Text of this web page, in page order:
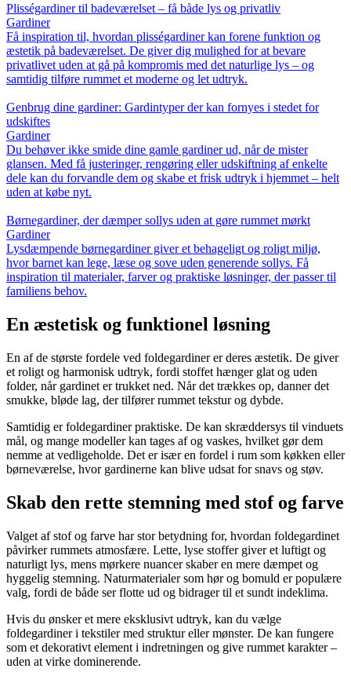
Plisségardiner til badeværelset – få både lys og privatliv
Gardiner
Få inspiration til, hvordan plisségardiner kan forene funktion og
æstetik på badeværelset. De giver dig mulighed for at bevare
privatlivet uden at gå på kompromis med det naturlige lys – og
samtidig tilføre rummet et moderne og let udtryk.
Genbrug dine gardiner: Gardintyper der kan fornyes i stedet for
udskiftes
Gardiner
Du behøver ikke smide dine gamle gardiner ud, når de mister
glansen. Med få justeringer, rengøring eller udskiftning af enkelte
dele kan du forvandle dem og skabe et frisk udtryk i hjemmet – helt
uden at købe nyt.
Børnegardiner, der dæmper sollys uden at gøre rummet mørkt
Gardiner
Lysdæmpende børnegardiner giver et behageligt og roligt miljø,
hvor barnet kan lege, læse og sove uden generende sollys. Få
inspiration til materialer, farver og praktiske løsninger, der passer til
familiens behov.
En æstetisk og funktionel løsning
En af de største fordele ved foldegardiner er deres æstetik. De giver
et roligt og harmonisk udtryk, fordi stoffet hænger glat og uden
folder, når gardinet er trukket ned. Når det trækkes op, danner det
smukke, bløde lag, der tilfører rummet tekstur og dybde.
Samtidig er foldegardiner praktiske. De kan skræddersys til vinduets
mål, og mange modeller kan tages af og vaskes, hvilket gør dem
nemme at vedligeholde. Det er især en fordel i rum som køkken eller
børneværelse, hvor gardinerne kan blive udsat for snavs og støv.
Skab den rette stemning med stof og farve
Valget af stof og farve har stor betydning for, hvordan foldegardinet
påvirker rummets atmosfære. Lette, lyse stoffer giver et luftigt og
naturligt lys, mens mørkere nuancer skaber en mere dæmpet og
hyggelig stemning. Naturmaterialer som hør og bomuld er populære
valg, fordi de både ser flotte ud og bidrager til et sundt indeklima.
Hvis du ønsker et mere eksklusivt udtryk, kan du vælge
foldegardiner i tekstiler med struktur eller mønster. De kan fungere
som et dekorativt element i indretningen og give rummet karakter –
uden at virke dominerende.